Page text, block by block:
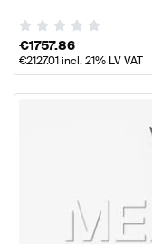
€1757.86
€2127.01incl. 21% LV VAT